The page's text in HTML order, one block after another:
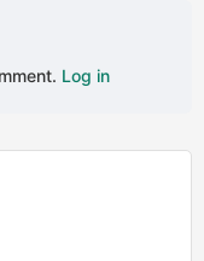
Log in